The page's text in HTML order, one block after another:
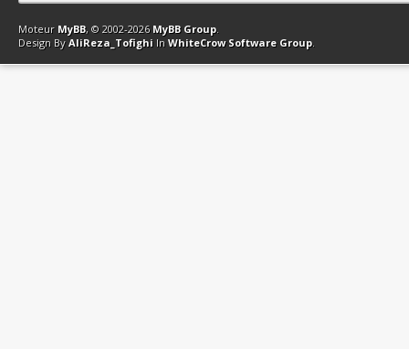
Contact Club Affiliation Retourner en haut Version bas-débit
Moteur MyBB, © 2002-2026 MyBB Group.
Design By AliReza_Tofighi In WhiteCrow Software Group.